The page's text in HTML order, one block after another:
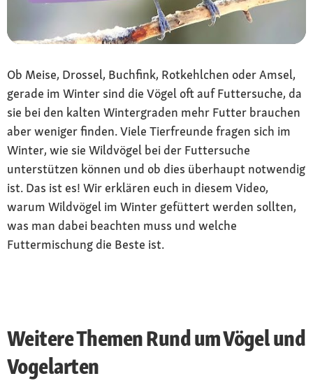
Ob Meise, Drossel, Buchfink, Rotkehlchen oder Amsel,
gerade im Winter sind die Vögel oft auf Futtersuche, da
sie bei den kalten Wintergraden mehr Futter brauchen
aber weniger finden. Viele Tierfreunde fragen sich im
Winter, wie sie Wildvögel bei der Futtersuche
unterstützen können und ob dies überhaupt notwendig
ist. Das ist es! Wir erklären euch in diesem Video,
warum Wildvögel im Winter gefüttert werden sollten,
was man dabei beachten muss und welche
Futtermischung die Beste ist.
Weitere Themen Rund um Vögel und
Vogelarten